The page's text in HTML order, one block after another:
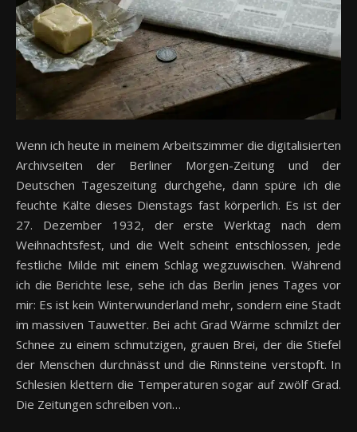
Wenn ich heute in meinem Arbeitszimmer die digitalisierten
Archivseiten der Berliner Morgen-Zeitung und der
Deutschen Tageszeitung durchgehe, dann spüre ich die
feuchte Kälte dieses Dienstags fast körperlich. Es ist der
27. Dezember 1932, der erste Werktag nach dem
Weihnachtsfest, und die Welt scheint entschlossen, jede
festliche Milde mit einem Schlag wegzuwischen. Während
ich die Berichte lese, sehe ich das Berlin jenes Tages vor
mir: Es ist kein Winterwunderland mehr, sondern eine Stadt
im massiven Tauwetter. Bei acht Grad Wärme schmilzt der
Schnee zu einem schmutzigen, grauen Brei, der die Stiefel
der Menschen durchnässt und die Rinnsteine verstopft. In
Schlesien klettern die Temperaturen sogar auf zwölf Grad.
Die Zeitungen schreiben von…